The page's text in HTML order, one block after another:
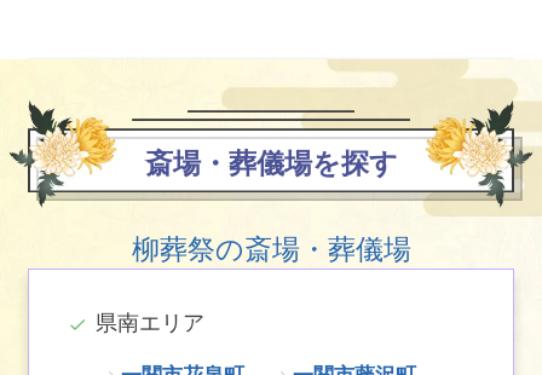
斎場・葬儀場を探す
柳葬祭の斎場・葬儀場
県南エリア